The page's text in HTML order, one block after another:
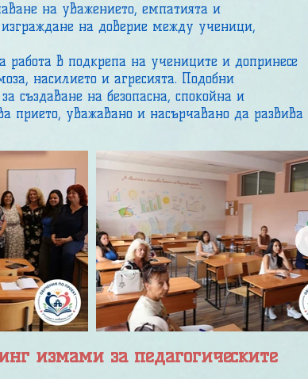
на уважението, емпатията и
на доверие между ученици,
в подкрепа на учениците и допринесе
насилието и агресията. Подобни
създаване на безопасна, спокойна и
прието, уважавано и насърчавано да развива
измами за педагогическите